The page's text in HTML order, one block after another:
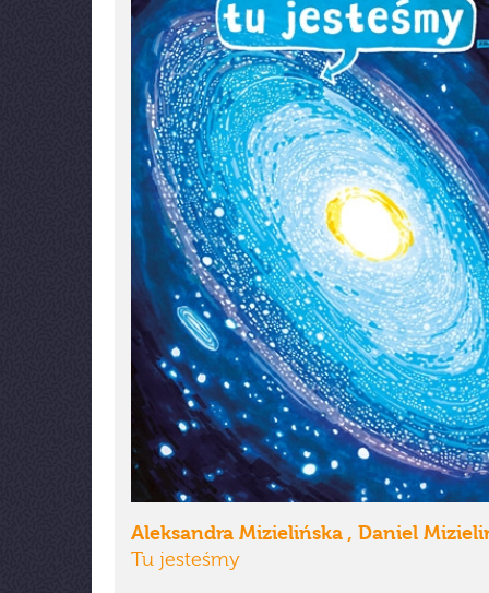
Aleksandra Mizielińska , Daniel
Tu jesteśmy